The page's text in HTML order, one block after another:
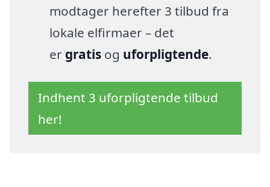
modtager herefter 3 tilbud fra
lokale elfirmaer – det
er gratisog uforpligtende.
Indhent 3 uforpligtende tilbud
her!